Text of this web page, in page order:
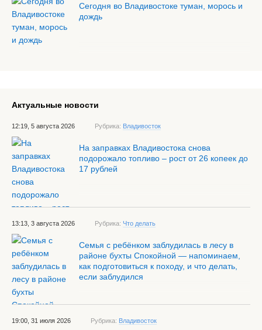
Сегодня во Владивостоке туман, морось и
дождь
Актуальные новости
12:19, 5 августа 2026 Рубрика: Владивосток
На заправках Владивостока снова
подорожало топливо – рост от 26 копеек до
17 рублей
13:13, 3 августа 2026 Рубрика: Что делать
Семья с ребёнком заблудилась в лесу в
районе бухты Спокойной — напоминаем,
как подготовиться к походу, и что делать,
если заблудился
19:00, 31 июля 2026 Рубрика: Владивосток